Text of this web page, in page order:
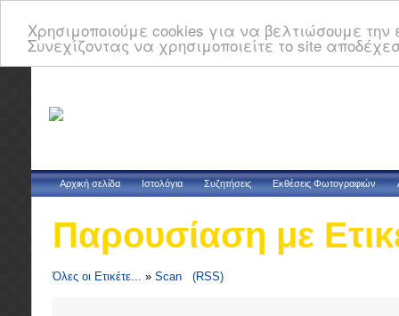
Χρησιμοποιούμε cookies για να βελτιώσουμε
Συνεχίζοντας να χρησιμοποιείτε το site
Αρχική σελίδα Ιστολόγια Συζητήσεις Εκθέσεις Φωτογραφιών
Παρουσίαση με
Όλες οι Ετικέτε... » Scan (RSS)